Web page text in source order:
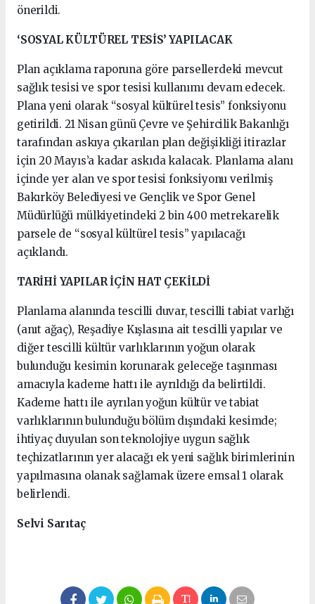
önerildi.
‘SOSYAL KÜLTÜREL TESİS’ YAPILACAK
Plan açıklama raporuna göre parsellerdeki mevcut
sağlık tesisi ve spor tesisi kullanımı devam edecek.
Plana yeni olarak “sosyal kültürel tesis” fonksiyonu
getirildi. 21 Nisan günü Çevre ve Şehircilik Bakanlığı
tarafından askıya çıkarılan plan değişikliği itirazlar
için 20 Mayıs’a kadar askıda kalacak. Planlama alanı
içinde yer alan ve spor tesisi fonksiyonu verilmiş
Bakırköy Belediyesi ve Gençlik ve Spor Genel
Müdürlüğü mülkiyetindeki 2 bin 400 metrekarelik
parsele de “sosyal kültürel tesis” yapılacağı
açıklandı.
TARİHİ YAPILAR İÇİN HAT ÇEKİLDİ
Planlama alanında tescilli duvar, tescilli tabiat varlığı
(anıt ağaç), Reşadiye Kışlasına ait tescilli yapılar ve
diğer tescilli kültür varlıklarının yoğun olarak
bulunduğu kesimin korunarak geleceğe taşınması
amacıyla kademe hattı ile ayrıldığı da belirtildi.
Kademe hattı ile ayrılan yoğun kültür ve tabiat
varlıklarının bulunduğu bölüm dışındaki kesimde;
ihtiyaç duyulan son teknolojiye uygun sağlık
teçhizatlarının yer alacağı ek yeni sağlık birimlerinin
yapılmasına olanak sağlamak üzere emsal 1 olarak
belirlendi.
Selvi Sarıtaç